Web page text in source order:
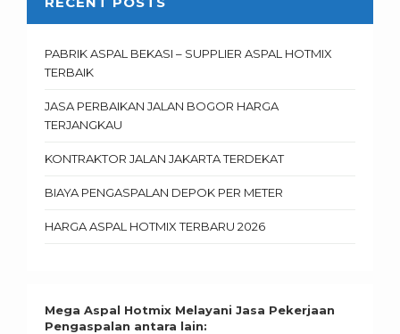
PABRIK ASPAL BEKASI – SUPPLIER ASPAL HOTMIX
TERBAIK
JASA PERBAIKAN JALAN BOGOR HARGA
TERJANGKAU
KONTRAKTOR JALAN JAKARTA TERDEKAT
BIAYA PENGASPALAN DEPOK PER METER
HARGA ASPAL HOTMIX TERBARU 2026
Mega Aspal Hotmix Melayani Jasa Pekerjaan
Pengaspalan antara lain: